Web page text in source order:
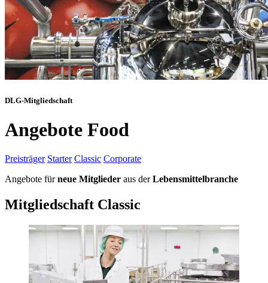
DLG-Mitgliedschaft
Angebote Food
Preisträger Starter Classic Corporate
Angebote fürneue Mitglieder aus derLebensmittelbranche
Mitgliedschaft Classic